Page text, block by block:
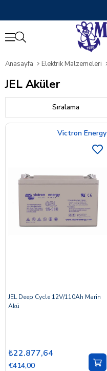
Anasayfa Elektrik Malzemeleri
JEL Aküler
Sıralama
Victron Energy
JEL Deep Cycle 12V/110Ah Marin
Akü
₺22.877,64
€414,00